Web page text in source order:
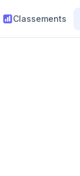
Classements